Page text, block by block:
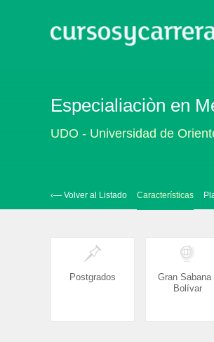
Especialiaciòn en
UDO - Universidad de
‹— Volver al Listado Características
Postgrados
Gran Sabana
Bolívar